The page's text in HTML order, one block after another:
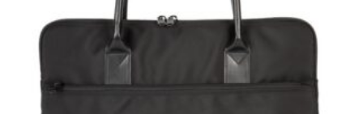
sur
la
page